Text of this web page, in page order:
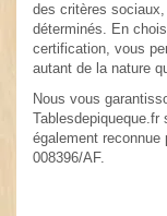
des critères
déterminés. En
certification, vous
autant de la nature
Nous vous
également reconnue
008396/AF.